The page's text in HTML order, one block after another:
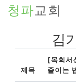
청파교회
김
제목
[목회서
줄이는